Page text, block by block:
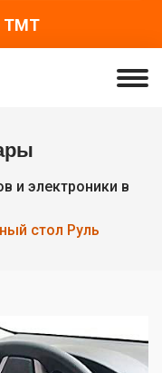
TMT
и электроники в
стол Руль